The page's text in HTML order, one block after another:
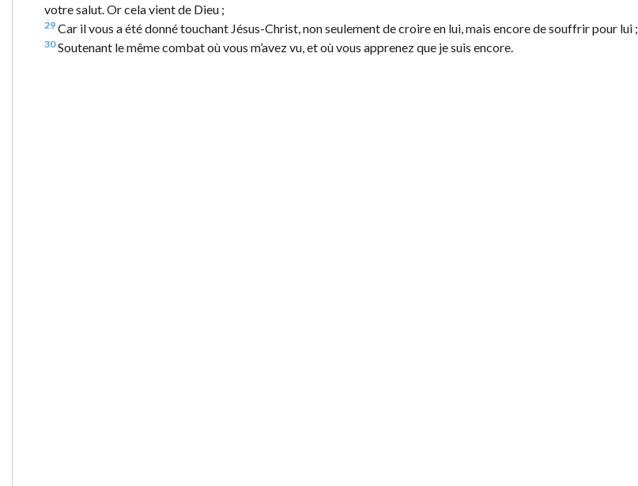
votre salut. Or cela vient de Dieu ;
29 Car il vous a été donné touchant Jésus-Christ, non seulement de croire en lui, mais encore de souffrir pour lui ;
30Soutenant le même combat où vous m’avez vu, et où vous apprenez que je suis encore.